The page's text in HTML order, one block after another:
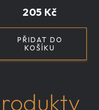
205 Kč
PŘIDAT DO
KOŠÍKU